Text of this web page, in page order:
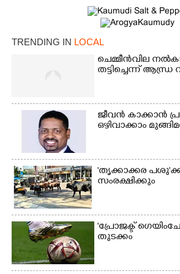
TRENDING IN LOCAL
ചെമ്മീൻവില
തട്ടിച്ചെന്ന്
ജീവൻ കാക്കാൻ
ഒഴിവാക്കാം
'തൃക്കാക്കര
സംരക്ഷിക്കും
'പ്രോജക്ട്
തുടക്കം